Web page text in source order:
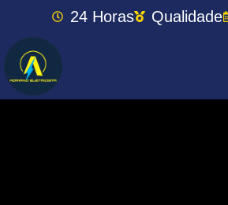
24 Horas Qualidade